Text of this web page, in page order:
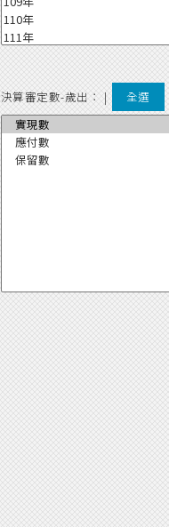
決算審定數-歲出： | 全選